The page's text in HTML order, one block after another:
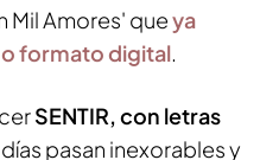
Mil Amores' queya
formato digital.
SENTIR, con letras
pasan inexorables y